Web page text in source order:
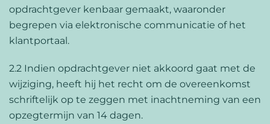
opdrachtgever kenbaar gemaakt, waaronder
begrepen via elektronische communicatie of het
klantportaal.
2.2 Indien opdrachtgever niet akkoord gaat met de
wijziging, heeft hij het recht om de overeenkomst
schriftelijk op te zeggen met inachtneming van een
opzegtermijn van 14 dagen.